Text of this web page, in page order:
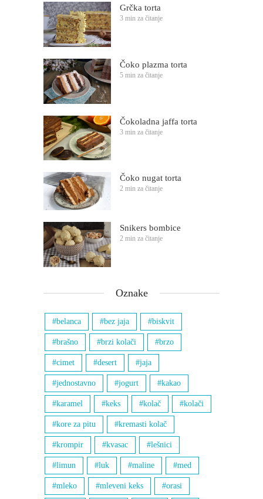
Grčka torta
3 min za čitanje
Čoko plazma torta
5 min za čitanje
Čokoladna jaffa torta
3 min za čitanje
Čoko nugat torta
2 min za čitanje
Snikers bombice
2 min za čitanje
Oznake
belanca bez jaja biskvit
brašno brzi kolači brzo
cimet desert jaja
jednostavno jogurt kakao
karamel keks kolač kolači
kore za pitu kremasti kolač
krompir kvasac lešnici
limun luk maline med
mleko mleveni keks orasi